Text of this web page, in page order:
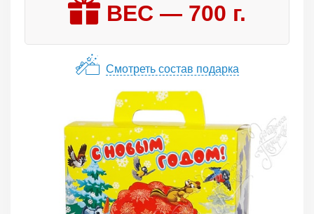
ВЕС — 700 г.
Смотреть состав подарка